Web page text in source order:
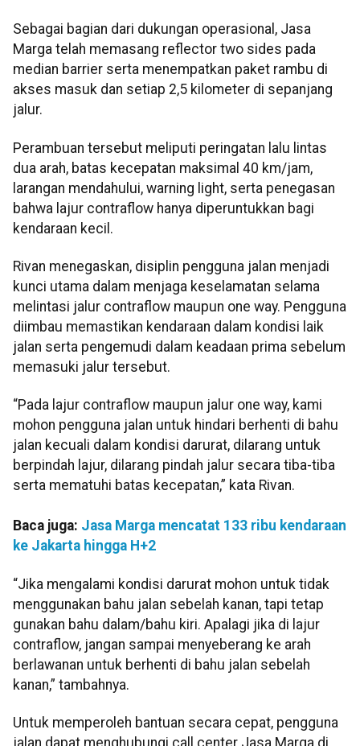
Sebagai bagian dari dukungan operasional, Jasa
Marga telah memasang reflector two sides pada
median barrier serta menempatkan paket rambu di
akses masuk dan setiap 2,5 kilometer di sepanjang
jalur.
Perambuan tersebut meliputi peringatan lalu lintas
dua arah, batas kecepatan maksimal 40 km/jam,
larangan mendahului, warning light, serta penegasan
bahwa lajur contraflow hanya diperuntukkan bagi
kendaraan kecil.
Rivan menegaskan, disiplin pengguna jalan menjadi
kunci utama dalam menjaga keselamatan selama
melintasi jalur contraflow maupun one way. Pengguna
diimbau memastikan kendaraan dalam kondisi laik
jalan serta pengemudi dalam keadaan prima sebelum
memasuki jalur tersebut.
“Pada lajur contraflow maupun jalur one way, kami
mohon pengguna jalan untuk hindari berhenti di bahu
jalan kecuali dalam kondisi darurat, dilarang untuk
berpindah lajur, dilarang pindah jalur secara tiba-tiba
serta mematuhi batas kecepatan,” kata Rivan.
Baca juga: Jasa Marga mencatat 133 ribu kendaraan
ke Jakarta hingga H+2
“Jika mengalami kondisi darurat mohon untuk tidak
menggunakan bahu jalan sebelah kanan, tapi tetap
gunakan bahu dalam/bahu kiri. Apalagi jika di lajur
contraflow, jangan sampai menyeberang ke arah
berlawanan untuk berhenti di bahu jalan sebelah
kanan,” tambahnya.
Untuk memperoleh bantuan secara cepat, pengguna